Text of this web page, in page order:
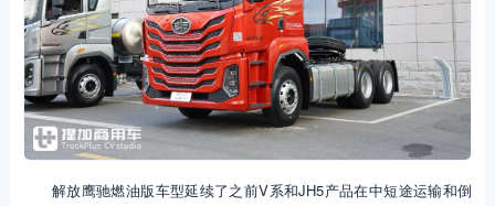
解放鹰驰燃油版车型延续了之前V系和JH5产品在中短途运输和倒